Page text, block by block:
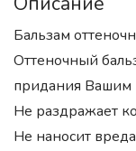
Бальзам
Оттеночный
придания Вашим
Не раздражает
Не наносит